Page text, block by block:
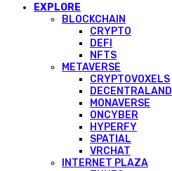
EXPLORE
BLOCKCHAIN
CRYPTO
DEFI
NFTS
METAVERSE
CRYPTOVOXELS
DECENTRALAND
MONAVERSE
ONCYBER
HYPERFY
SPATIAL
VRCHAT
INTERNET PLAZA